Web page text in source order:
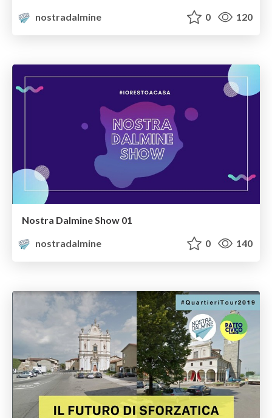
nostradalmine
0 120
Nostra Dalmine Show 01
nostradalmine
0 140